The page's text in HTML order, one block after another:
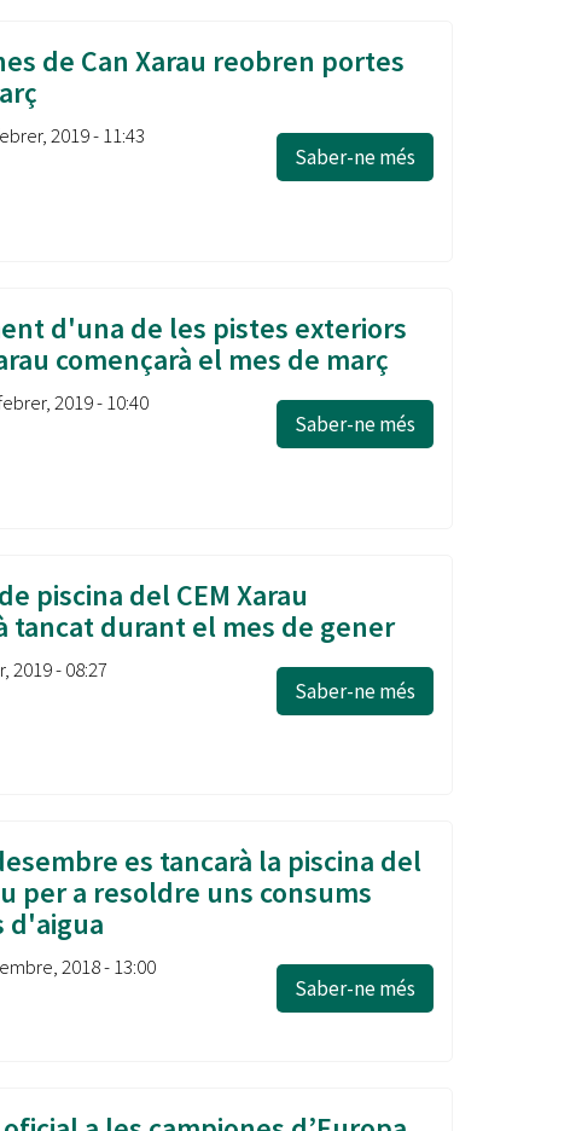
de Can Xarau reobren portes
2019 - 11:43
Saber-ne més
d'una de les pistes exteriors
començarà el mes de març
2019 - 10:40
Saber-ne més
piscina del CEM Xarau
tancat durant el mes de gener
2019 - 08:27
Saber-ne més
es tancarà la piscina del
per a resoldre uns consums
d'aigua
2018 - 13:00
Saber-ne més